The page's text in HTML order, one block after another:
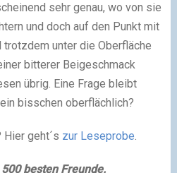
sehr genau, wo von sie
und doch auf den Punkt mit
unter die Oberfläche
bitterer Beigeschmack
übrig. Eine Frage bleibt
bisschen oberflächlich?
geht´s zur Leseprobe
besten Freunde.